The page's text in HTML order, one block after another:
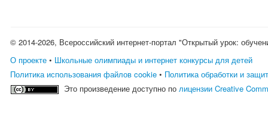
© 2014-2026, Всероссийский интернет-портал "Открытый урок:
О проекте • Школьные олимпиады и интернет конкурсы для детей
Политика использования файлов cookie • Политика обработки и
Это произведение доступно полицензии Creative